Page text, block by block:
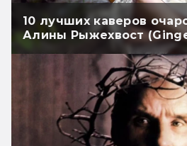
10 лучших каверов
Алины Рыжехвост